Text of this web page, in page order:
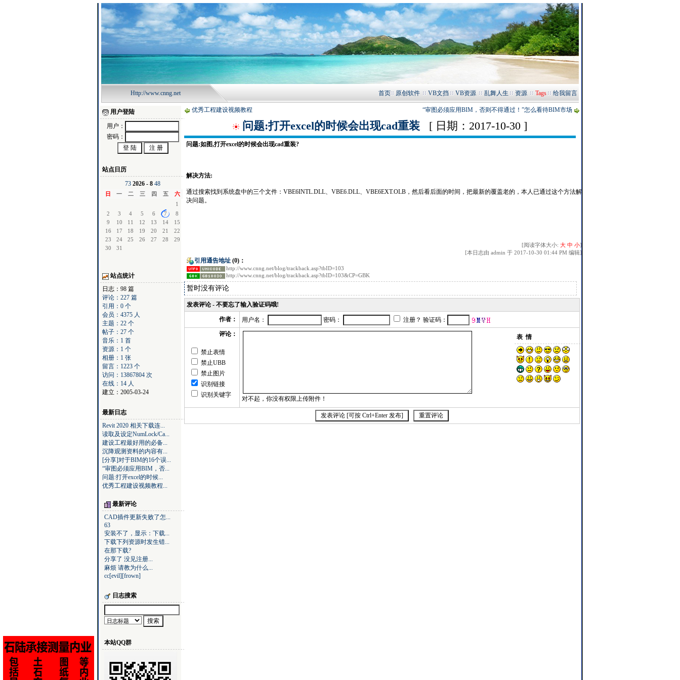
Http://www.cnng.net 首页 原创软件 VB文挡 VB资源 乱舞人生 资源 Tags 给我留言
用户登陆
用户：
密码：
站点日历
73 2026 - 8 48
日 一 二 三 四 五
六
1
2
3 4 5 6 7
8
9
10 11 12 13 14
15
16
17 18 19 20 21
22
23
24 25 26 27 28
29
30
31
站点统计
日志：98 篇
评论：227 篇
引用：0 个
会员：4375 人
主题：22 个
帖子：27 个
音乐：1 首
资源：1 个
相册：1 张
留言：1223 个
访问：13867804 次
在线：14 人
建立：2005-03-24
最新日志
Revit 2020 相关下载连...
读取及设定NumLock/Ca...
建设工程最好用的必备...
沉降观测资料的内容有...
[分享]对于BIM的16个误...
“审图必须应用BIM，否...
问题:打开excel的时候...
优秀工程建设视频教程...
最新评论
CAD插件更新失败了怎...
63
安装不了，显示：下载...
下载下列资源时发生错...
在那下载?
分享了 没见注册...
麻烦 请教为什么...
cc[evil][frown]
日志搜索
本站QQ群
优秀工程建设视频教程 “审图必须应用BIM，否则不得通过！”怎么看待BIM市场
问题:打开excel的时候会出现cad重装 [ 日期：2017-10-30 ]
问题:如图,打开excel的时候会出现cad重装?
解决方法:
通过搜索找到系统盘中的三个文件：VBE6INTL.DLL、VBE6.DLL、VBE6EXT.OLB，然后看后面的时间，把最新的覆盖老的，本人已通过这个方法解
决问题。
[阅读字体大小: 大 中 小]
[本日志由 admin 于 2017-10-30 01:44 PM 编辑]
引用通告地址 (0)：
http://www.cnng.net/blog/trackback.asp?tbID=103
http://www.cnng.net/blog/trackback.asp?tbID=103&CP=GBK
暂时没有评论
发表评论 - 不要忘了输入验证码哦!
作者： 用户名： 密码：
注册？ 验证码：
评论：
禁止表情
禁止UBB
禁止图片
识别链接
识别关键字
表 情